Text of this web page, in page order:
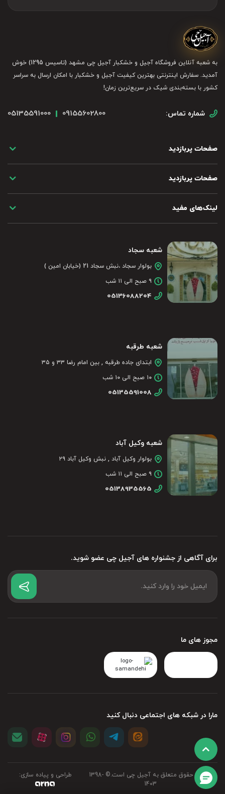
به شعبه آنلاین فروشگاه آجیل و خشکبار آجیل چی مشهد (تاسیس 1295) خوش
آمدید. سفارش اینترنتی بهترین کیفیت آجیل و خشکبار با امکان ارسال به سراسر
کشور با بسته‌بندی شیک در سریع‌ترین زمان!
شماره تماس: 09155602800
05135591000
صفحات پربازدید
صفحات پربازدید
لینک‌های مفید
برای آگاهی از جشنواره های آجیل چی عضو شوید.
شعبه سجاد
بولوار سجاد ،نبش سجاد 21 (خیابان امین )
۹ صبح الی ۱۱ شب
05136088204
شعبه طرقبه
ابتدای جاده طرقبه , بین امام رضا ۳۳ و ۳۵
۱۰ صبح الی ۱۰ شب
05135591008
شعبه وکیل آباد
بولوار وکیل آباد , نبش وکیل آباد ۲۹
۹ صبح الی ۱۱ شب
05138935565
مجوز های ما
مارا در شبکه های اجتماعی دنبال کنید
تمامی حقوق متعلق به آجیل چی است.©‏ 1398-
1403
طراحی و پیاده سازی: